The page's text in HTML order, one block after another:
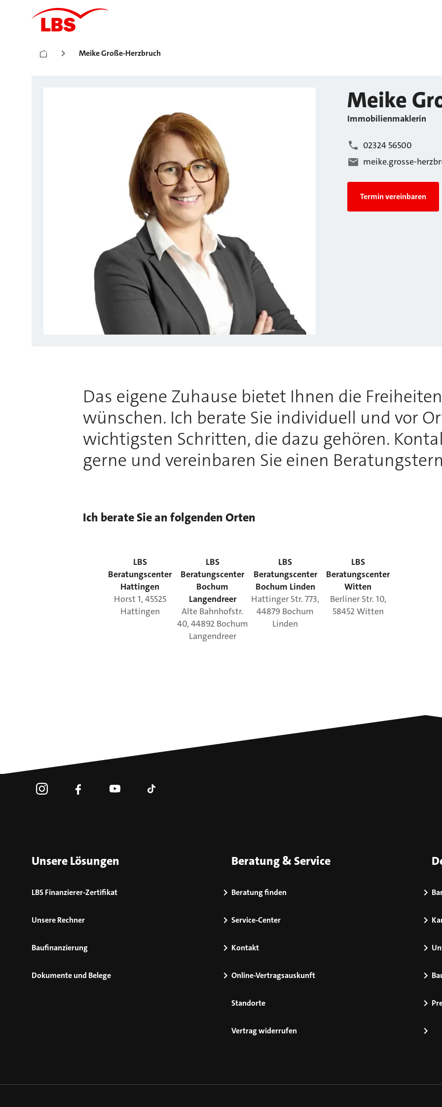
Meike Große-Herzbruch
Meike
Immobilienmaklerin
02324 56500
meike.grosse-
Termin vereinbaren
Das eigene Zuhause bietet Ihnen die
wünschen. Ich berate Sie individuell und vor
wichtigsten Schritten, die dazu gehören.
gerne und vereinbaren Sie einen
Ich berate Sie an folgenden Orten
LBS
Beratungscenter
Hattingen
Horst 1, 45525
Hattingen
LBS
Beratungscenter
Bochum
Langendreer
Alte Bahnhofstr.
40, 44892 Bochum
Langendreer
LBS
Beratungscenter
Bochum Linden
Hattinger Str. 773,
44879 Bochum
Linden
LBS
Beratungscenter
Witten
Berliner Str. 10,
58452Witten
Unsere Lösungen
LBS Finanzierer-Zertifikat
Unsere Rechner
Baufinanzierung
Dokumente und Belege
Beratung & Service
Beratung finden
Service-Center
Kontakt
Online-Vertragsauskunft
Standorte
Vertrag widerrufen